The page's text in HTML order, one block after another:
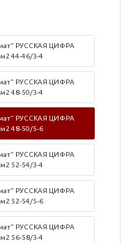
РУССКАЯ ЦИФРА
44-46/3-4
РУССКАЯ ЦИФРА
48-50/3-4
РУССКАЯ ЦИФРА
48-50/5-6
РУССКАЯ ЦИФРА
52-54/3-4
РУССКАЯ ЦИФРА
52-54/5-6
РУССКАЯ ЦИФРА
56-58/3-4